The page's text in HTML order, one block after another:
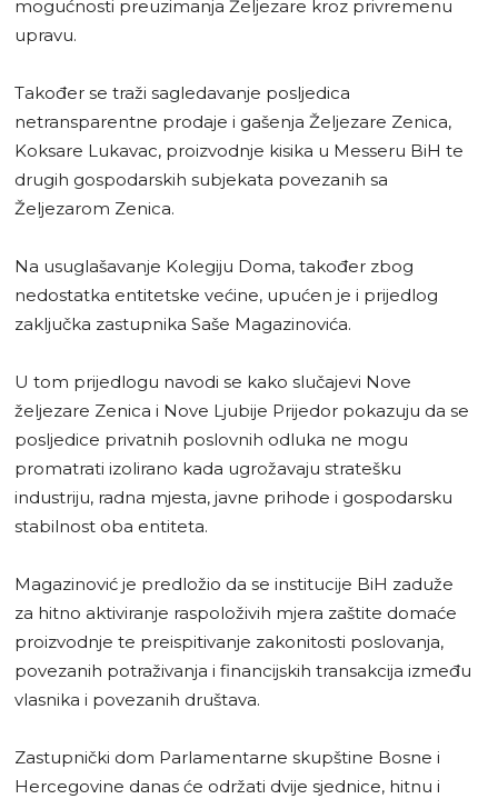
mogućnosti preuzimanja Željezare kroz privremenu
upravu.
Također se traži sagledavanje posljedica
netransparentne prodaje i gašenja Željezare Zenica,
Koksare Lukavac, proizvodnje kisika u Messeru BiH te
drugih gospodarskih subjekata povezanih sa
Željezarom Zenica.
Na usuglašavanje Kolegiju Doma, također zbog
nedostatka entitetske većine, upućen je i prijedlog
zaključka zastupnika Saše Magazinovića.
U tom prijedlogu navodi se kako slučajevi Nove
željezare Zenica i Nove Ljubije Prijedor pokazuju da se
posljedice privatnih poslovnih odluka ne mogu
promatrati izolirano kada ugrožavaju stratešku
industriju, radna mjesta, javne prihode i gospodarsku
stabilnost oba entiteta.
Magazinović je predložio da se institucije BiH zaduže
za hitno aktiviranje raspoloživih mjera zaštite domaće
proizvodnje te preispitivanje zakonitosti poslovanja,
povezanih potraživanja i financijskih transakcija između
vlasnika i povezanih društava.
Zastupnički dom Parlamentarne skupštine Bosne i
Hercegovine danas će održati dvije sjednice, hitnu i